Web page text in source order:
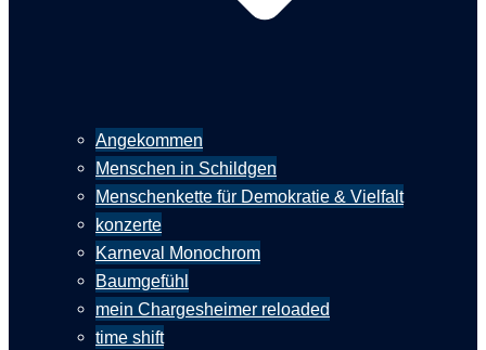
Angekommen
Menschen in Schildgen
Menschenkette für Demokratie & Vielfalt
konzerte
Karneval Monochrom
Baumgefühl
mein Chargesheimer reloaded
time shift